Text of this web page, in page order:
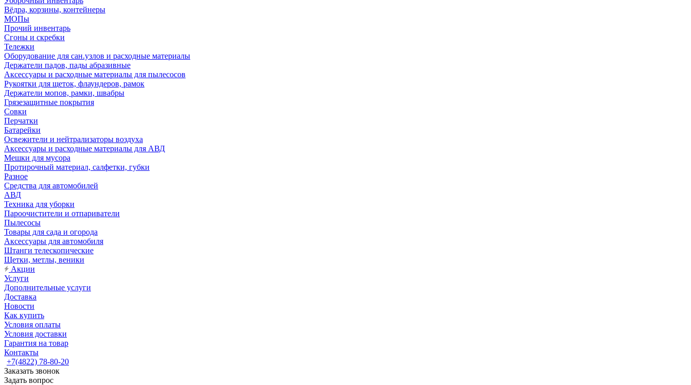
Вёдра, корзины, контейнеры
МОПы
Прочий инвентарь
Сгоны и скребки
Тележки
Оборудование для сан.узлов и расходные материалы
Держатели падов, пады абразивные
Аксессуары и расходные материалы для пылесосов
Рукоятки для щеток, флаундеров, рамок
Держатели мопов, рамки, швабры
Грязезащитные покрытия
Совки
Перчатки
Батарейки
Освежители и нейтрализаторы воздуха
Аксессуары и расходные материалы для АВД
Мешки для мусора
Протирочный материал, салфетки, губки
Разное
Средства для автомобилей
АВД
Техника для уборки
Пароочистители и отпариватели
Пылесосы
Товары для сада и огорода
Аксессуары для автомобиля
Штанги телескопические
Щетки, метлы, веники
Акции
Услуги
Дополнительные услуги
Доставка
Новости
Как купить
Условия оплаты
Условия доставки
Гарантия на товар
Контакты
+7(4822) 78-80-20
Заказать звонок
Задать вопрос